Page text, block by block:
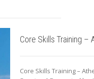
Core Skills Training –
Core Skills Training –